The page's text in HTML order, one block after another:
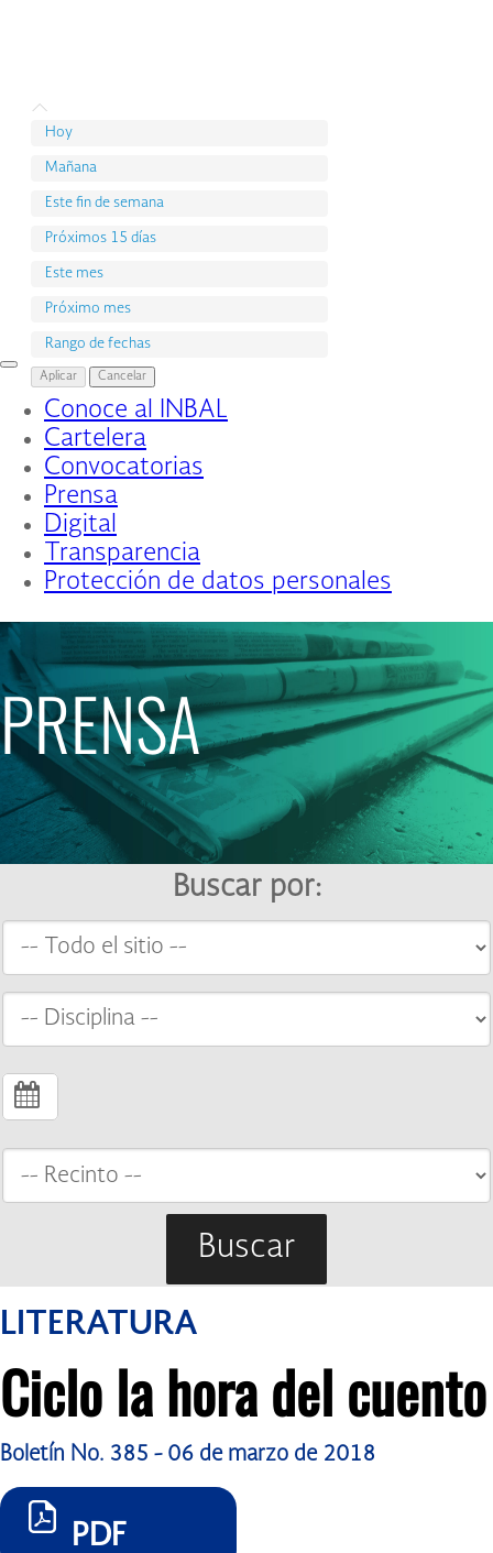
Interruptor
de
Navegación
Conoce al INBAL
Cartelera
Convocatorias
Prensa
Digital
Transparencia
Protección de datos personales
PRENSA
Buscar por:
Buscar
LITERATURA
Ciclo la hora del cuento
Boletín No. 385 - 06 de marzo de 2018
PDF
Hoy
Mañana
Este fin de semana
Próximos 15 días
Este mes
Próximo mes
Rango de fechas
Aplicar Cancelar